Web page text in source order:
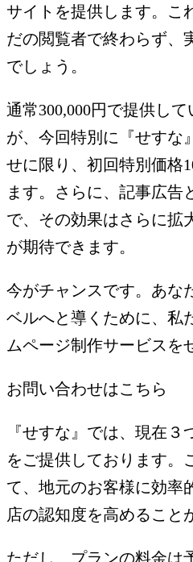
サイトを提供します。こ
だの閲覧者で終わらず、
でしょう。
通常300,000円で提供し
が、今回特別に『せすな
せに限り、初回特別価格
ます。さらに、記事広告
で、その効果はさらに拡
が期待できます。
今がチャンスです。あな
ベルへと導くために、私
ムページ制作サービスを
お問い合わせはこちら
『せすな』では、現在
をご提供しております。
て、地元のお客様に効率
店の認知度を高めること
ただし、プランの料金は